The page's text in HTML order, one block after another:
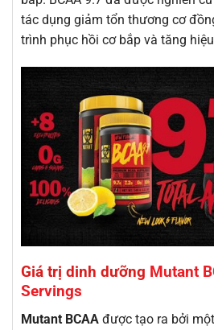
tác dụng giảm tổn thương cơ
trình phục hồi cơ bắp và tăng
Giá trị dinh dưỡng Mutant
Servings
Mutant BCAA được tạo ra bởi